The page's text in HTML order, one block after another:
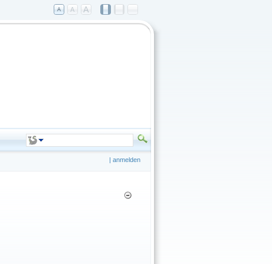
| anmelden